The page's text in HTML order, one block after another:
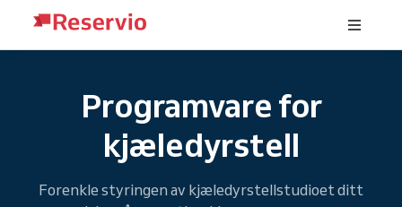
Programvare for
kjæledyrstell
Forenkle styringen av kjæledyrstellstudioet ditt